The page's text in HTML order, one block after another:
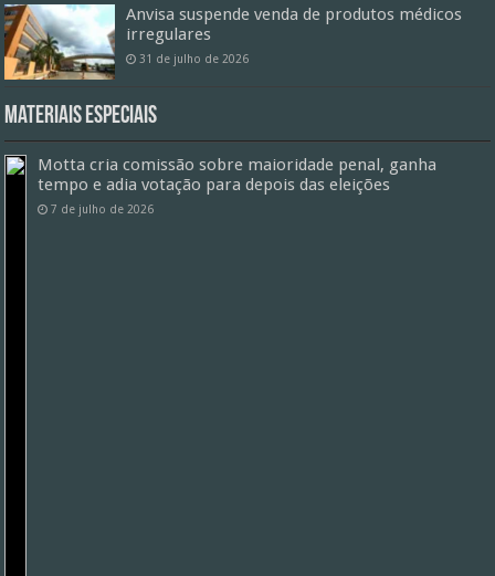
Anvisa suspende venda de produtos médicos
irregulares
31 de julho de 2026
Materiais especiais
Motta cria comissão sobre maioridade penal, ganha
tempo e adia votação para depois das eleições
7 de julho de 2026